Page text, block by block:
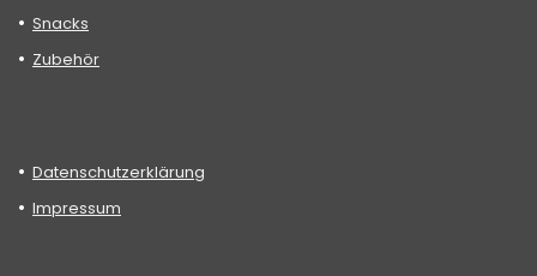
Snacks
Zubehör
Datenschutzerklärung
Impressum